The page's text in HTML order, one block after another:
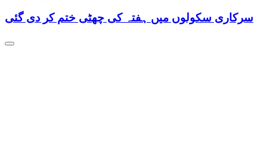
سرکاری سکولوں میں ہفتہ کی چھٹی ختم کر دی گئی